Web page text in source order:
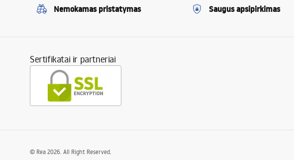
Nemokamas pristatymas Saugus apsipirkimas
Sertifikatai ir partneriai
© Rea 2026. All Right Reserved.